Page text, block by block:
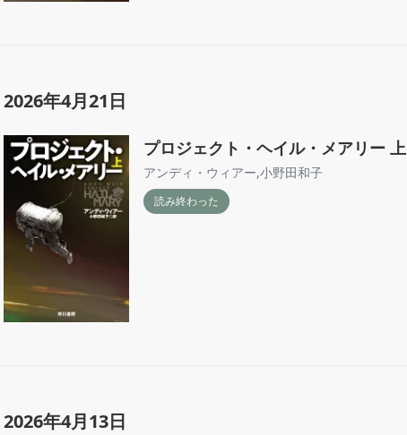
2026年4月21日
プロジェクト・ヘイル・メアリー 上
アンディ・ウィアー,小野田和子
読み終わった
2026年4月13日